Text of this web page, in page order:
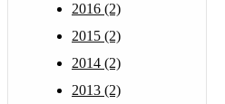
2016 (2)
2015 (2)
2014 (2)
2013 (2)